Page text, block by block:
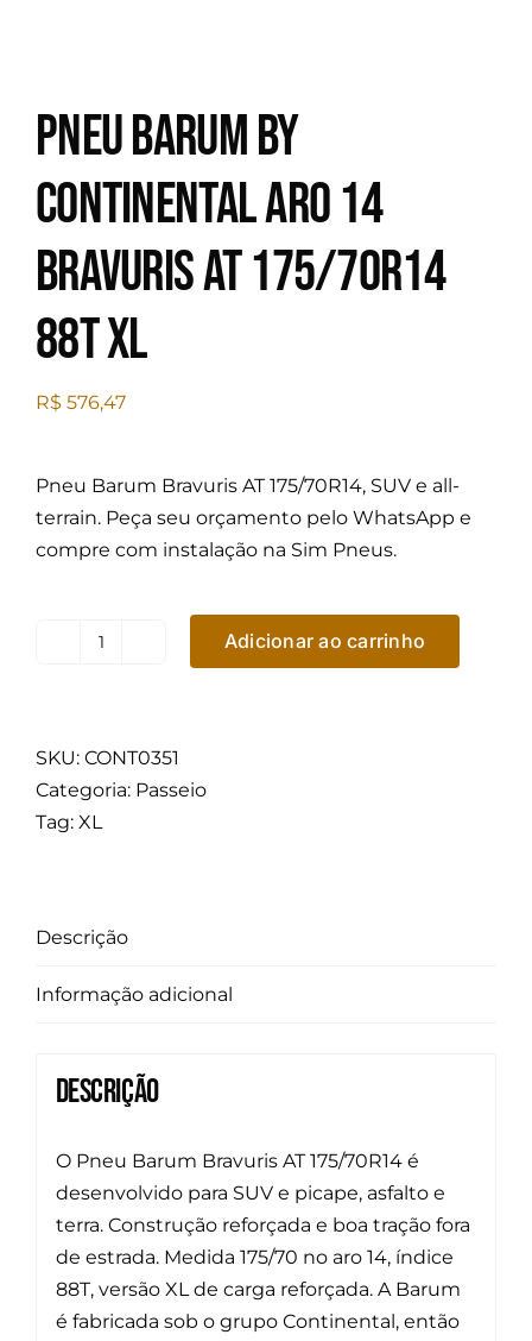
Pneu Barum by
Continental Aro 14
Bravuris AT 175/70R14
88T XL
R$ 576,47
Pneu Barum Bravuris AT 175/70R14, SUV e all-
terrain. Peça seu orçamento pelo WhatsApp e
compre com instalação na Sim Pneus.
Continental
Aro
88T
quantidade
Adicionar ao carrinho
SKU: CONT0351
Categoria: Passeio
Tag: XL
Descrição
Informação adicional
Descrição
O Pneu Barum Bravuris AT 175/70R14 é
desenvolvido para SUV e picape, asfalto e
terra. Construção reforçada e boa tração fora
de estrada. Medida 175/70 no aro 14, índice
88T, versão XL de carga reforçada. A Barum
é fabricada sob o grupo Continental, então